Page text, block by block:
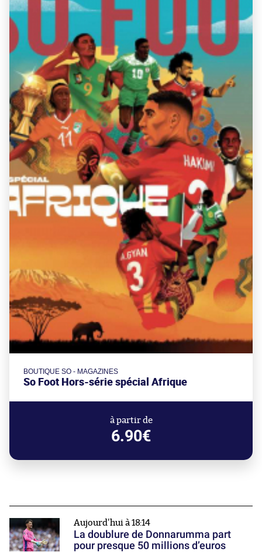
BOUTIQUE SO - MAGAZINES
So Foot Hors-série spécial Afrique
à partir de
6.90€
Aujourd'hui à 18:14
La doublure de Donnarumma part
pour presque 50 millions d’euros